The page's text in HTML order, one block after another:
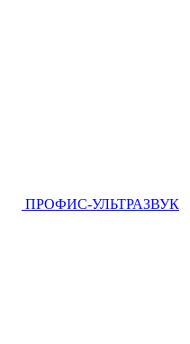
ПРОФИС-УЛЬТРАЗВУК